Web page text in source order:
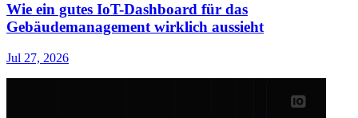
Wie ein gutes IoT-Dashboard für das
Gebäudemanagement wirklich aussieht
Jul 27, 2026